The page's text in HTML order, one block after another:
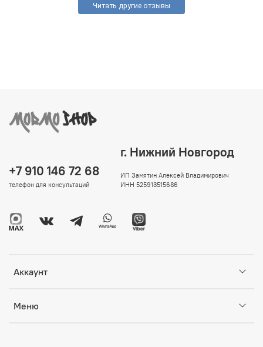
Читать другие отзывы
Аккаунт
Меню
+7 910 146 72 68
телефон для консультаций
г. Нижний Новгород
ИП Замятин Алексей Владимирович
ИНН 525913515686